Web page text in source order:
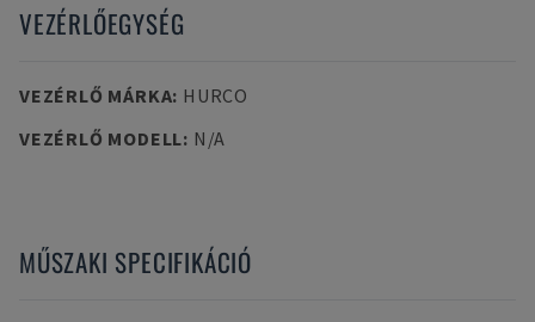
VEZÉRLŐEGYSÉG
VEZÉRLŐ MÁRKA: HURCO
VEZÉRLŐ MODELL: N/A
MŰSZAKI SPECIFIKÁCIÓ